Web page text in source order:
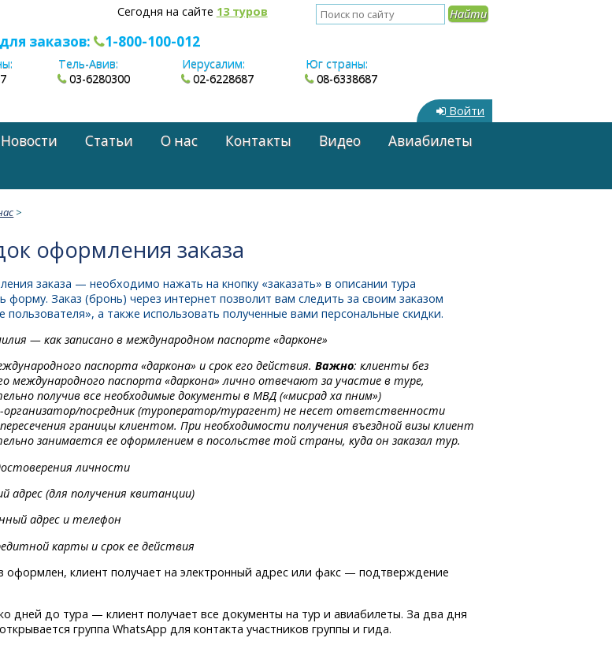
Сегодня на сайте 13 туров
заказов: 1-800-100-012
Тель-Авив:
03-6280300
Иерусалим:
02-6228687
Юг страны:
08-6338687
Войти
Новости Статьи О нас Контакты Видео
Авиабилеты
>
оформления заказа
заказа — необходимо нажать на кнопку «заказать» в описании тура
форму. Заказ (бронь) через интернет позволит вам следить за своим заказом
пользователя», а также использовать полученные вами персональные скидки.
— как записано в международном паспорте «дарконе»
паспорта «даркона» и срок его действия. Важно: клиенты без
международного паспорта «даркона» лично отвечают за участие в туре,
получив все необходимые документы в МВД («мисрад ха пним»)
организатор/посредник (туроператор/турагент) не несет ответственности
границы клиентом. При необходимости получения въездной визы клиент
занимается ее оформлением в посольстве той страны, куда он заказал тур.
личности
адрес (для получения квитанции)
адрес и телефон
карты и срок ее действия
оформлен, клиент получает на электронный адрес или факс — подтверждение
дней до тура — клиент получает все документы на тур и авиабилеты. За два дня
группа WhatsApp для контакта участников группы и гида.